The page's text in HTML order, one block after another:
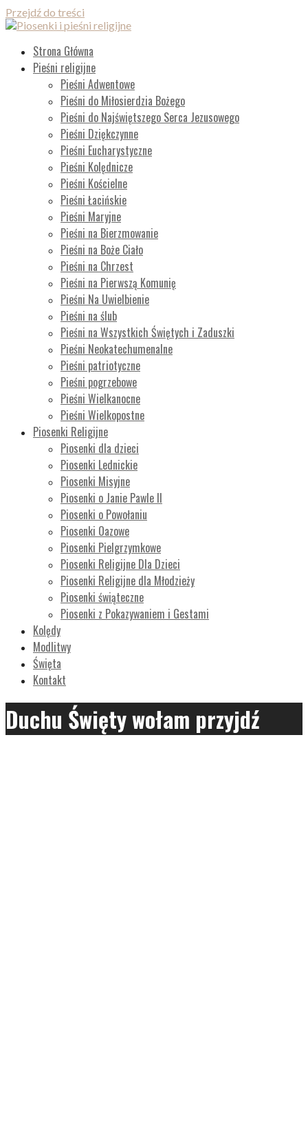
Przejdź do treści
Strona Główna
Pieśni religijne
Pieśni Adwentowe
Pieśni do Miłosierdzia Bożego
Pieśni do Najświętszego Serca Jezusowego
Pieśni Dziękczynne
Pieśni Eucharystyczne
Pieśni Kolędnicze
Pieśni Kościelne
Pieśni Łacińskie
Pieśni Maryjne
Pieśni na Bierzmowanie
Pieśni na Boże Ciało
Pieśni na Chrzest
Pieśni na Pierwszą Komunię
Pieśni Na Uwielbienie
Pieśni na ślub
Pieśni na Wszystkich Świętych i Zaduszki
Pieśni Neokatechumenalne
Pieśni patriotyczne
Pieśni pogrzebowe
Pieśni Wielkanocne
Pieśni Wielkopostne
Piosenki Religijne
Piosenki dla dzieci
Piosenki Lednickie
Piosenki Misyjne
Piosenki o Janie Pawle II
Piosenki o Powołaniu
Piosenki Oazowe
Piosenki Pielgrzymkowe
Piosenki Religijne Dla Dzieci
Piosenki Religijne dla Młodzieży
Piosenki świąteczne
Piosenki z Pokazywaniem i Gestami
Kolędy
Modlitwy
Święta
Kontakt
Duchu Święty wołam przyjdź